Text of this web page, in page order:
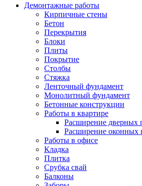
Демонтажные работы
Кирпичные стены
Бетон
Перекрытия
Блоки
Плиты
Покрытие
Столбы
Стяжка
Ленточный фундамент
Монолитный фундамент
Бетонные конструкции
Работы в квартире
Расширение дверных
Расширение оконных
Работы в офисе
Кладка
Плитка
Срубка свай
Балконы